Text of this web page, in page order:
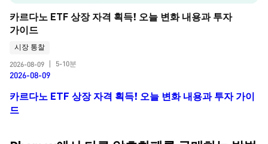
카르다노 ETF 상장 자격 획득! 오늘 변화 내용과 투자
가이드
시장 통찰
2026-08-09
5-10분
2026-08-09
카르다노 ETF 상장 자격 획득! 오늘 변화 내용과 투자 가이
드